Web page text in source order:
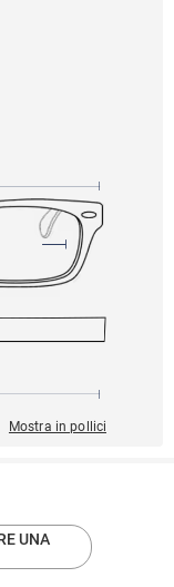
Mostra in pollici
UNA